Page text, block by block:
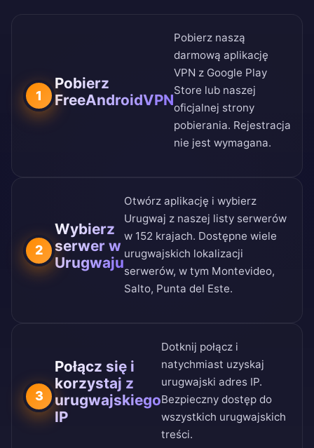
1
Pobierz
FreeAndroidVPN
Pobierz naszą
darmową aplikację
VPN z Google Play
Store lub naszej
oficjalnej strony
pobierania. Rejestracja
nie jest wymagana.
2
Wybierz
serwer w
Urugwaju
Otwórz aplikację i wybierz
Urugwaj z naszej listy serwerów
w 152 krajach. Dostępne wiele
urugwajskich lokalizacji
serwerów, w tym Montevideo,
Salto, Punta del Este.
3
Połącz się i
korzystaj z
urugwajskiego
IP
Dotknij połącz i
natychmiast uzyskaj
urugwajski adres IP.
Bezpieczny dostęp do
wszystkich urugwajskich
treści.